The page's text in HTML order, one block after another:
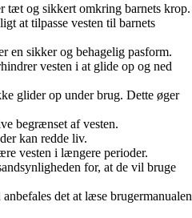
tæt og sikkert omkring barnets krop.
at tilpasse vesten til barnets
en sikker og behagelig pasform.
vesten i at glide op og ned
glider op under brug. Dette øger
begrænset af vesten.
kan redde liv.
vesten i længere perioder.
for, at de vil bruge
det at læse brugermanualen